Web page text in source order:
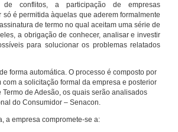
de conflitos, a participação de empresas
só é permitida àquelas que aderem formalmente
de termo no qual aceitam uma série de
a obrigação de conhecer, analisar e investir
para solucionar os problemas relatados
forma automática. O processo é composto por
a solicitação formal da empresa e posterior
de Adesão, os quais serão analisados
do Consumidor – Senacon.
a empresa compromete-se a: